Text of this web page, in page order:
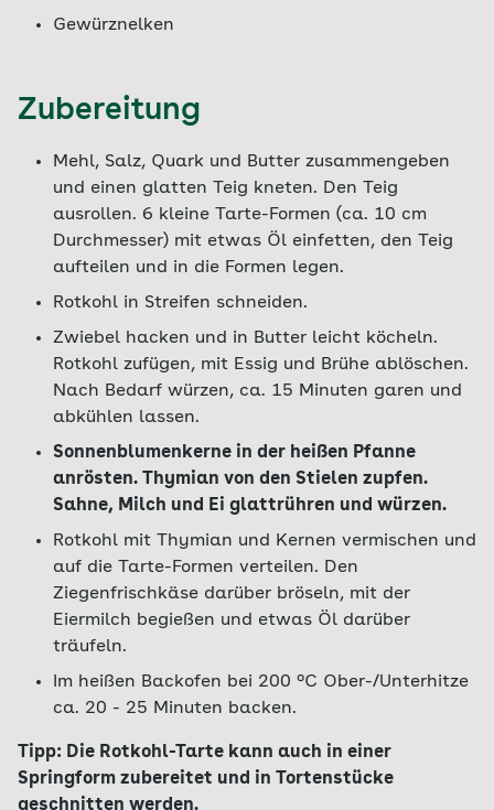
Gewürznelken
Zubereitung
Mehl, Salz, Quark und Butter zusammengeben
und einen glatten Teig kneten. Den Teig
ausrollen. 6 kleine Tarte-Formen (ca. 10 cm
Durchmesser) mit etwas Öl einfetten, den Teig
aufteilen und in die Formen legen.
Rotkohl in Streifen schneiden.
Zwiebel hacken und in Butter leicht köcheln.
Rotkohl zufügen, mit Essig und Brühe ablöschen.
Nach Bedarf würzen, ca. 15 Minuten garen und
abkühlen lassen.
Sonnenblumenkerne in der heißen Pfanne
anrösten. Thymian von den Stielen zupfen.
Sahne, Milch und Ei glattrühren und würzen.
Rotkohl mit Thymian und Kernen vermischen und
auf die Tarte-Formen verteilen. Den
Ziegenfrischkäse darüber bröseln, mit der
Eiermilch begießen und etwas Öl darüber
träufeln.
Im heißen Backofen bei 200 °C Ober-/Unterhitze
ca. 20 - 25 Minuten backen.
Tipp: Die Rotkohl-Tarte kann auch in einer
Springform zubereitet und in Tortenstücke
geschnitten werden.